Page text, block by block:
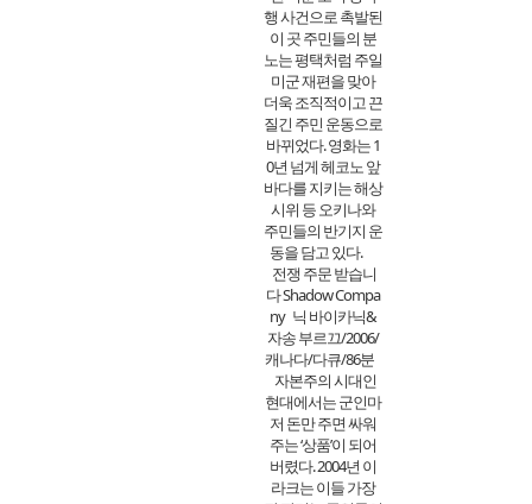
행 사건으로 촉발된
이 곳 주민들의 분
노는 평택처럼 주일
미군 재편을 맞아
더욱 조직적이고 끈
질긴 주민 운동으로
바뀌었다. 영화는 1
0년 넘게 헤코노 앞
바다를 지키는 해상
시위 등 오키나와
주민들의 반기지 운
동을 담고 있다.
전쟁 주문 받습니
다 Shadow Compa
ny 닉 바이카닉&
자송 부르끄/2006/
캐나다/다큐/86분
자본주의 시대인
현대에서는 군인마
저 돈만 주면 싸워
주는 ‘상품’이 되어
버렸다. 2004년 이
라크는 이들 가장